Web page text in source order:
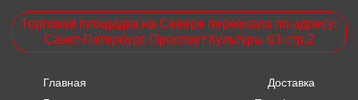
Торговая площадка на Севере переехала по адресу:
Санкт-Петербург. Проспект Культуры 63 стр.2
Главная
Доставка